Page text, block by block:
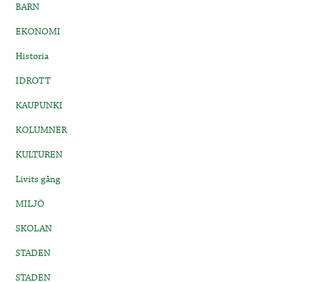
BARN
EKONOMI
Historia
IDROTT
KAUPUNKI
KOLUMNER
KULTUREN
Livits gång
MILJÖ
SKOLAN
STADEN
STADEN